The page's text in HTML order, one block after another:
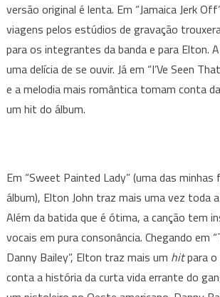
versão original é lenta. Em “Jamaica Jerk
viagens pelos estúdios de gravação
para os integrantes da banda e para Elton.
uma delícia de se ouvir. Já em “I’Ve Seen
e a melodia mais romântica tomam conta
um hit do álbum.
Em “Sweet Painted Lady” (uma das
álbum), Elton John traz mais uma vez toda
Além da batida que é ótima, a canção tem
vocais em pura consonância. Chegando em
Danny Bailey”, Elton traz mais um hitpara o
conta a história da curta vida errante do